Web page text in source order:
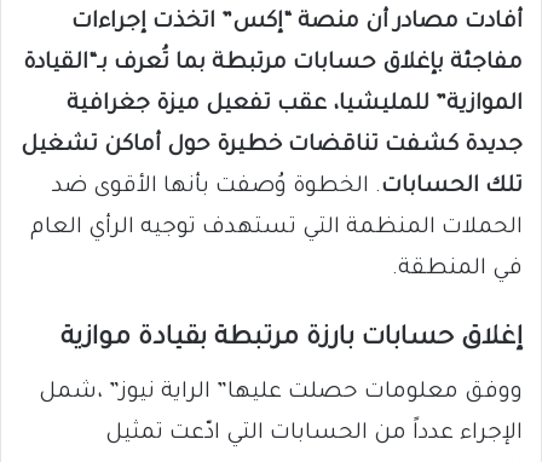
أفادت مصادر أن منصة “إكس” اتخذت إجراءات
مفاجئة بإغلاق حسابات مرتبطة بما تُعرف بـ“القيادة
الموازية” للمليشيا، عقب تفعيل ميزة جغرافية
جديدة كشفت تناقضات خطيرة حول أماكن تشغيل
تلك الحسابات. الخطوة وُصفت بأنها الأقوى ضد
الحملات المنظمة التي تستهدف توجيه الرأي العام
في المنطقة.
إغلاق حسابات بارزة مرتبطة بقيادة موازية
ووفق معلومات حصلت عليها” الراية نيوز” ،شمل
الإجراء عدداً من الحسابات التي ادّعت تمثيل